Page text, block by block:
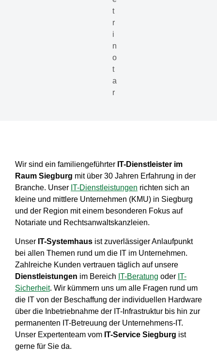
Wir sind ein familiengeführter IT-Dienstleister im
Raum Siegburg mit über 30 Jahren Erfahrung in der
Branche. Unser IT-Dienstleistungen richten sich an
kleine und mittlere Unternehmen (KMU) in Siegburg
und der Region mit einem besonderen Fokus auf
Notariate und Rechtsanwaltskanzleien.
Unser IT-Systemhaus ist zuverlässiger Anlaufpunkt
bei allen Themen rund um die IT im Unternehmen.
Zahlreiche Kunden vertrauen täglich auf unsere
Dienstleistungen im Bereich IT-Beratung oder IT-
Sicherheit. Wir kümmern uns um alle Fragen rund um
die IT von der Beschaffung der individuellen Hardware
über die Inbetriebnahme der IT-Infrastruktur bis hin zur
permanenten IT-Betreuung der Unternehmens-IT.
Unser Expertenteam vom IT-Service Siegburg ist
gerne für Sie da.